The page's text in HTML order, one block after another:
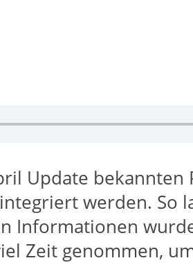
Update
werden. So
Informationen
Zeit genommen,